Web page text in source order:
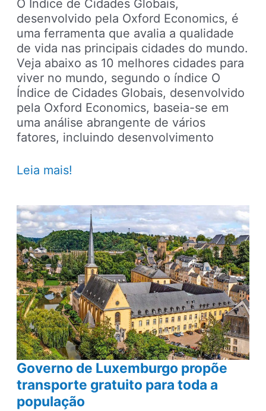
O Índice de Cidades Globais,
desenvolvido pela Oxford Economics, é
uma ferramenta que avalia a qualidade
de vida nas principais cidades do mundo.
Veja abaixo as 10 melhores cidades para
viver no mundo, segundo o índice O
Índice de Cidades Globais, desenvolvido
pela Oxford Economics, baseia-se em
uma análise abrangente de vários
fatores, incluindo desenvolvimento
Qualidade
as
10
melhores
cidades
para
viver
no
mundo
Leia mais!
Governo de Luxemburgo propõe
transporte gratuito para toda a
população